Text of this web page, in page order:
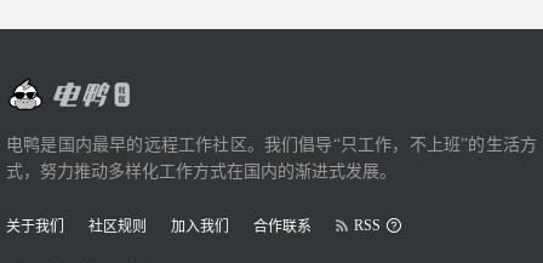
电鸭是国内最早的远程工作社区。我们倡导“只工作，不上班”的生活方
式，努力推动多样化工作方式在国内的渐进式发展。
关于我们 社区规则 加入我们 合作联系 RSS